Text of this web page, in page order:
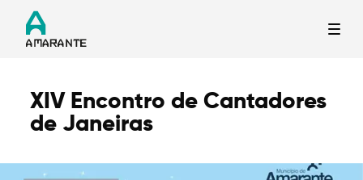
Termo de Pesquisa
XIV Encontro de Cantadores
de Janeiras